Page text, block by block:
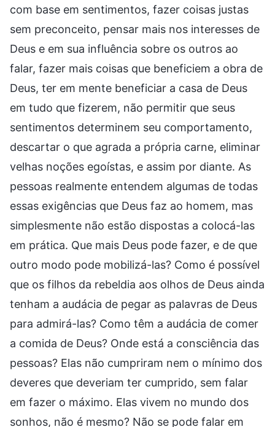
com base em sentimentos, fazer coisas justas
sem preconceito, pensar mais nos interesses de
Deus e em sua influência sobre os outros ao
falar, fazer mais coisas que beneficiem a obra de
Deus, ter em mente beneficiar a casa de Deus
em tudo que fizerem, não permitir que seus
sentimentos determinem seu comportamento,
descartar o que agrada a própria carne, eliminar
velhas noções egoístas, e assim por diante. As
pessoas realmente entendem algumas de todas
essas exigências que Deus faz ao homem, mas
simplesmente não estão dispostas a colocá-las
em prática. Que mais Deus pode fazer, e de que
outro modo pode mobilizá-las? Como é possível
que os filhos da rebeldia aos olhos de Deus ainda
tenham a audácia de pegar as palavras de Deus
para admirá-las? Como têm a audácia de comer
a comida de Deus? Onde está a consciência das
pessoas? Elas não cumpriram nem o mínimo dos
deveres que deveriam ter cumprido, sem falar
em fazer o máximo. Elas vivem no mundo dos
sonhos, não é mesmo? Não se pode falar em